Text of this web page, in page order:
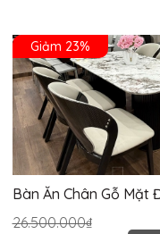
Giảm 23%
Bàn Ăn Chân Gỗ Mặt
26.500.000₫